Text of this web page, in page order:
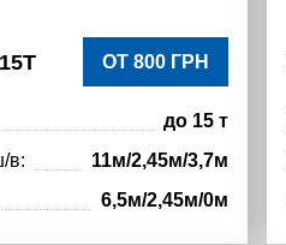
ОТ 800 ГРН
до 15 т
в:
11м/2,45м/3,7м
6,5м/2,45м/0м